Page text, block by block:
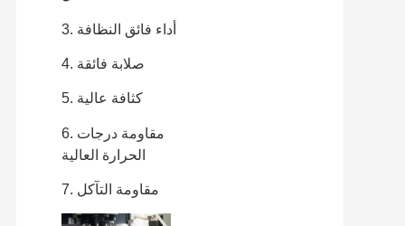
5. كثافة عالية
6. مقاومة درجات